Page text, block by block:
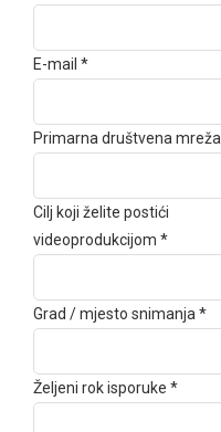
E-mail *
Primarna društvena mreža
Cilj koji želite postići
videoprodukcijom *
Grad / mjesto snimanja *
Željeni rok isporuke *